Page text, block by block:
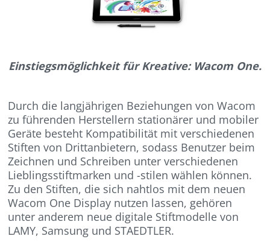
Einstiegsmöglichkeit für Kreative: Wacom One.
Durch die langjährigen Beziehungen von Wacom
zu führenden Herstellern stationärer und mobiler
Geräte besteht Kompatibilität mit verschiedenen
Stiften von Drittanbietern, sodass Benutzer beim
Zeichnen und Schreiben unter verschiedenen
Lieblingsstiftmarken und -stilen wählen können.
Zu den Stiften, die sich nahtlos mit dem neuen
Wacom One Display nutzen lassen, gehören
unter anderem neue digitale Stiftmodelle von
LAMY, Samsung und STAEDTLER.